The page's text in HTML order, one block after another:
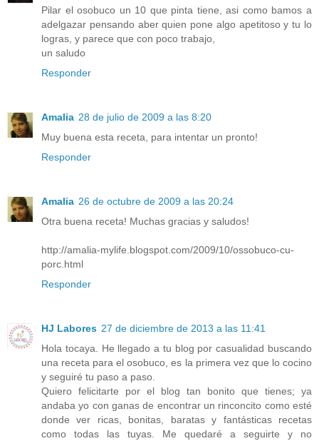
Pilar el osobuco un 10 que pinta tiene, asi como bamos a
adelgazar pensando aber quien pone algo apetitoso y tu lo
logras, y parece que con poco trabajo,
un saludo
Responder
Amalia 28 de julio de 2009 a las 8:20
Muy buena esta receta, para intentar un pronto!
Responder
Amalia 26 de octubre de 2009 a las 20:24
Otra buena receta! Muchas gracias y saludos!
http://amalia-mylife.blogspot.com/2009/10/ossobuco-cu-
porc.html
Responder
HJ Labores 27 de diciembre de 2013 a las 11:41
Hola tocaya. He llegado a tu blog por casualidad buscando
una receta para el osobuco, es la primera vez que lo cocino
y seguiré tu paso a paso.
Quiero felicitarte por el blog tan bonito que tienes; ya
andaba yo con ganas de encontrar un rinconcito como esté
donde ver ricas, bonitas, baratas y fantásticas recetas
como todas las tuyas. Me quedaré a seguirte y no